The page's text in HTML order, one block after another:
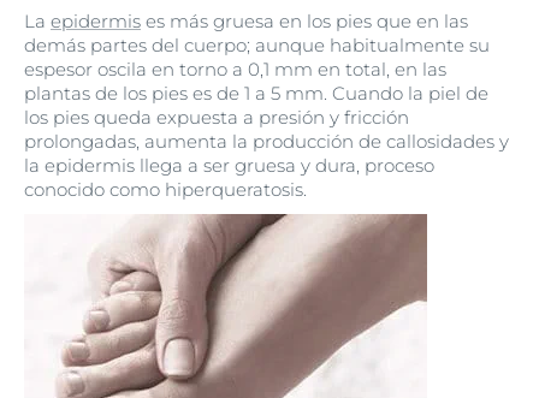
La epidermis es más gruesa en los pies que en las
demás partes del cuerpo; aunque habitualmente su
espesor oscila en torno a 0,1 mm en total, en las
plantas de los pies es de 1 a 5 mm. Cuando la piel de
los pies queda expuesta a presión y fricción
prolongadas, aumenta la producción de callosidades y
la epidermis llega a ser gruesa y dura, proceso
conocido como hiperqueratosis.